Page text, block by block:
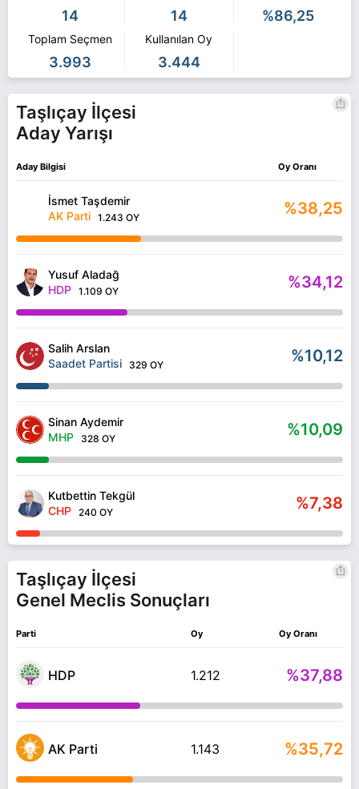
14 14 %86,25
Toplam Seçmen
3.993
Kullanılan Oy
3.444
Taşlıçay İlçesi
Aday Yarışı
Aday Bilgisi Oy Oranı
İsmet Taşdemir
AK Parti 1.243 OY %38,25
Yusuf Aladağ
HDP 1.109 OY %34,12
Salih Arslan
Saadet Partisi
329 OY %10,12
Sinan Aydemir
MHP
328 OY %10,09
Kutbettin Tekgül
CHP 240 OY %7,38
Taşlıçay İlçesi
Genel Meclis Sonuçları
Parti Oy Oy Oranı
HDP 1.212 %37,88
AK Parti 1.143 %35,72